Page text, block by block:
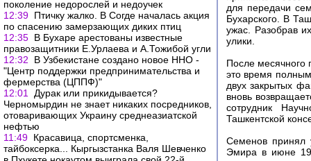
поколение недорослей и недоучек
12:39 Птичку жалко. В Согде началась акция
по спасению замерзающих диких птиц
12:35 В Бухаре арестованы известные
правозащитники Е.Урлаева и А.Тожибой угли
12:32
В Узбекистане создано новое ННО -
"Центр поддержки предпринимательства и
фермерства (ЦППФ)"
12:01
Дурак или прикидывается?
Черномырдин не знает никаких посредников,
отоваривающих Украину среднеазиатской
нефтью
11:49 Красавица, спортсменка,
тайбоксерка... Кыргызстанка Валя Шевченко
для передачи
Бухарского. В
ужас. Разобрав
улики.
После месячного
это время
двух закрытых
вновь
сотрудник
Ташкентской
Семенов принял
Эмира в июне